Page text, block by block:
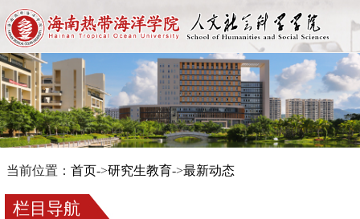
当前位置：首页->研究生教育->最新动态
栏目导航